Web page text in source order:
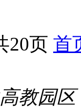
20页 首
教园区